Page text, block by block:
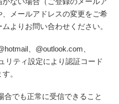
、メールアドレスの変更をご希
よりお問い合わせください。
、@outlook.com、
リティ設定により認証コード
。
でも正常に受信できること